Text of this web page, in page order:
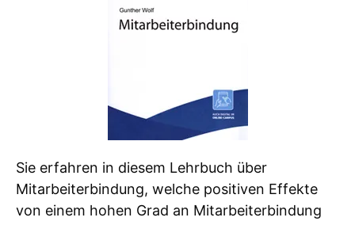
Sie erfahren in diesem Lehrbuch über
Mitarbeiterbindung, welche positiven Effekte
von einem hohen Grad an Mitarbeiterbindung